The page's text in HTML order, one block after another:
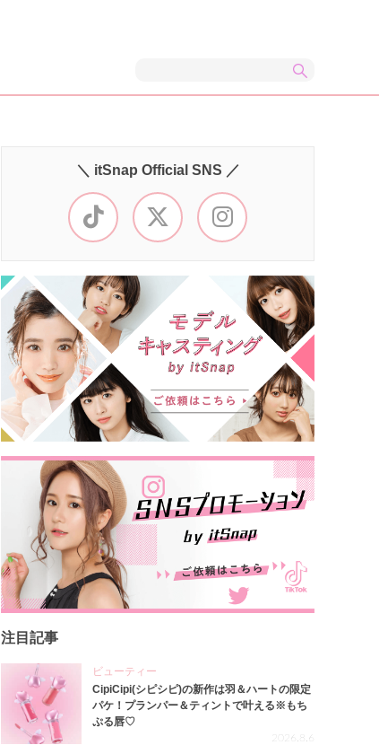
＼ itSnap Official SNS ／
注目記事
ビューティー
CipiCipi(シピシピ)の新作は羽＆ハートの限定
パケ！プランパー＆ティントで叶える※もち
ぷる唇♡
2026.8.6